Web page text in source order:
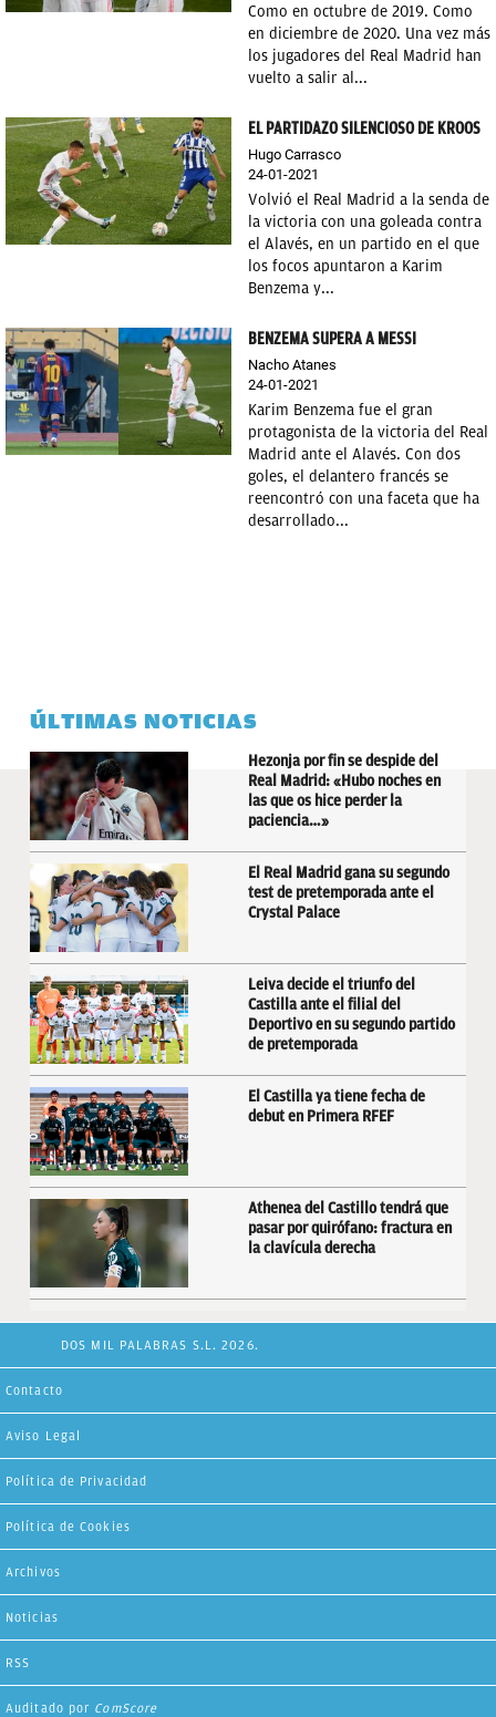
Como en octubre de 2019. Como
en diciembre de 2020. Una vez más
los jugadores del Real Madrid han
vuelto a salir al...
EL PARTIDAZO SILENCIOSO DE KROOS
Hugo Carrasco
24-01-2021
Volvió el Real Madrid a la senda de
la victoria con una goleada contra
el Alavés, en un partido en el que
los focos apuntaron a Karim
Benzema y...
BENZEMA SUPERA A MESSI
Nacho Atanes
24-01-2021
Karim Benzema fue el gran
protagonista de la victoria del Real
Madrid ante el Alavés. Con dos
goles, el delantero francés se
reencontró con una faceta que ha
desarrollado...
ÚLTIMAS NOTICIAS
Hezonja por fin se despide del
Real Madrid: «Hubo noches en
las que os hice perder la
paciencia…»
El Real Madrid gana su segundo
test de pretemporada ante el
Crystal Palace
Leiva decide el triunfo del
Castilla ante el filial del
Deportivo en su segundo partido
de pretemporada
El Castilla ya tiene fecha de
debut en Primera RFEF
Athenea del Castillo tendrá que
pasar por quirófano: fractura en
la clavícula derecha
DOS MIL PALABRAS S.L. 2026.
Contacto
Aviso Legal
Política de Privacidad
Política de Cookies
Archivos
Noticias
RSS
Auditado por ComScore